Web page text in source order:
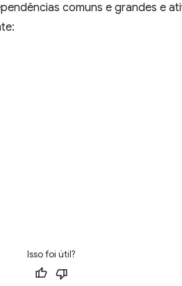
comuns e grandes e
Isso foi útil?